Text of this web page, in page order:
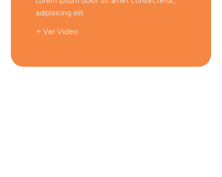
adipisicing elit.
+ Ver Video